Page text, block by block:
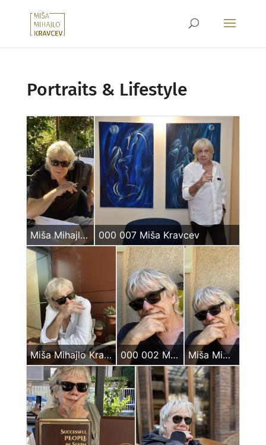
Portraits & Lifestyle
Miša Mihajlo Kravcev maj 2024 000 007 Miša Kravcev
Miša Mihajlo Kravcev septembar 2023 000 002 Miša Kravcev Vračar 2024 Miša Mihajlo Kravcev juni 2024